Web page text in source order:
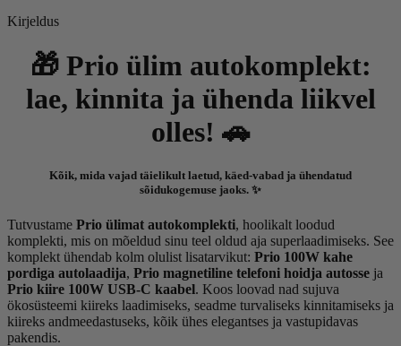
Kirjeldus
🎁 Prio ülim autokomplekt:
lae, kinnita ja ühenda liikvel
olles! 🚗
Kõik, mida vajad täielikult laetud, käed-vabad ja ühendatud
sõidukogemuse jaoks. ✨
Tutvustame Prio ülimat autokomplekti, hoolikalt loodud
komplekti, mis on mõeldud sinu teel oldud aja superlaadimiseks. See
komplekt ühendab kolm olulist lisatarvikut: Prio 100W kahe
pordiga autolaadija, Prio magnetiline telefoni hoidja autosse ja
Prio kiire 100W USB-C kaabel. Koos loovad nad sujuva
ökosüsteemi kiireks laadimiseks, seadme turvaliseks kinnitamiseks ja
kiireks andmeedastuseks, kõik ühes elegantses ja vastupidavas
pakendis.